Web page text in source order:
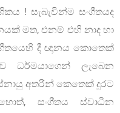
! සැබැවින්ම සංගීතයද
මත, එනම් එහි නාද හා
දී ඥානය කොතෙක්
ධර්මයාගෙන් ලැබෙන
අතරින් කෙතෙක් දුරට
සංගීතය ස්වාධීන